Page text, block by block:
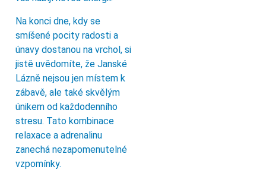
Na konci dne, kdy se
smíšené pocity radosti a
únavy dostanou na vrchol, si
jistě uvědomíte, že Janské
Lázně nejsou jen místem k
zábavě, ale také skvělým
únikem od každodenního
stresu. Tato kombinace
relaxace a adrenalinu
zanechá nezapomenutelné
vzpomínky.